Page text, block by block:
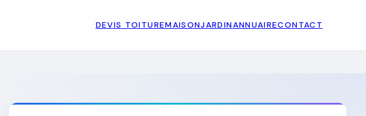
DEVIS TOITUREMAISONJARDINANNUAIRECONTACT